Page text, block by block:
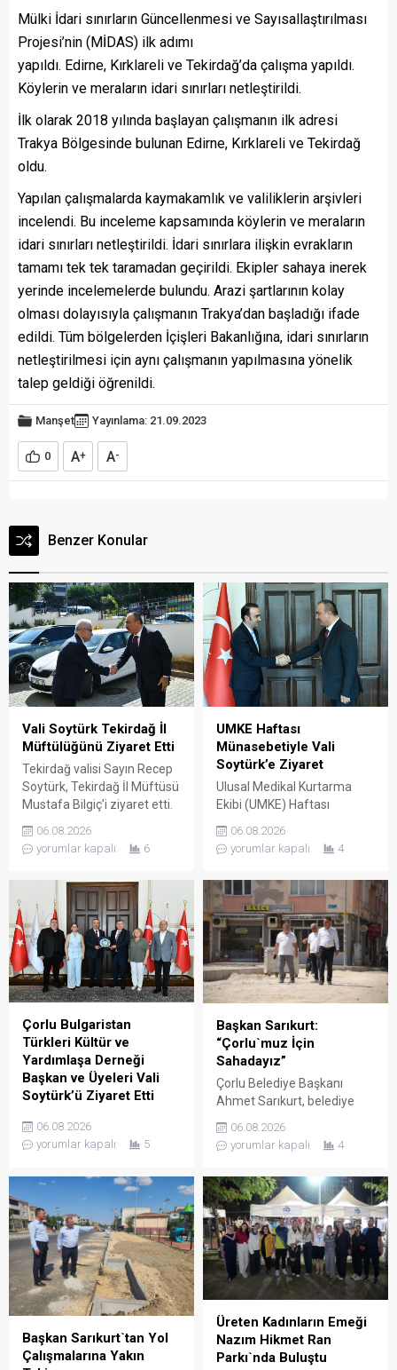
Mülki İdari sınırların Güncellenmesi ve Sayısallaştırılması
Projesi’nin (MİDAS) ilk adımı
yapıldı. Edirne, Kırklareli ve Tekirdağ’da çalışma yapıldı.
Köylerin ve meraların idari sınırları netleştirildi.
İlk olarak 2018 yılında başlayan çalışmanın ilk adresi
Trakya Bölgesinde bulunan Edirne, Kırklareli ve Tekirdağ
oldu.
Yapılan çalışmalarda kaymakamlık ve valiliklerin arşivleri
incelendi. Bu inceleme kapsamında köylerin ve meraların
idari sınırları netleştirildi. İdari sınırlara ilişkin evrakların
tamamı tek tek taramadan geçirildi. Ekipler sahaya inerek
yerinde incelemelerde bulundu. Arazi şartlarının kolay
olması dolayısıyla çalışmanın Trakya’dan başladığı ifade
edildi. Tüm bölgelerden İçişleri Bakanlığına, idari sınırların
netleştirilmesi için aynı çalışmanın yapılmasına yönelik
talep geldiği öğrenildi.
Manşet Yayınlama: 21.09.2023
0 A+ A-
Benzer Konular
Vali Soytürk Tekirdağ İl
Müftülüğünü Ziyaret Etti
Tekirdağ valisi Sayın Recep
Soytürk, Tekirdağ İl Müftüsü
Mustafa Bilgiç’i ziyaret etti.
Bilgiç ve Tekirdağ İl
Müftülüğü personeli
Soytürk ardından İl Müftüsü
Bilgiç ile bir süre görüşerek
müftülüğün çalışma ve
faaliyetleri hakkında bilgi
aldı. Günün anısına hatıra
fotoğrafı çekilmesinin
ardından ziyaret sona erdi.
06.08.2026
yorumlar kapalı
6
UMKE Haftası
Münasebetiyle Vali
Soytürk’e Ziyaret
Ulusal Medikal Kurtarma
Ekibi (UMKE) Haftası
Müdürü Uzm. Dr. Lütfi
Çağatay Onar, Sağlık
Mustafa Dönmez ve UMKE
çalışanları, Tekirdağ valisi
Sayın Recep Soytürk’ü
makamında ziyaret etti.
Ziyaret sırasında İl Sağlık
Müdürü Onar, UMKE Haftası
münasebetiyle
düzenlenecek etkinlikler
hakkında Vali Soytürk’e bilgi
verdi. Ziyaretten...
06.08.2026
yorumlar kapalı
4
Çorlu Bulgaristan
Türkleri Kültür ve
Yardımlaşa Derneği
Başkan ve Üyeleri Vali
Soytürk’ü Ziyaret Etti
Kültür ve Yardımlaşa
Derneği Başkanı Güner Çetin
Tekirdağ valisi Sayın Recep
Soytürk’ü makamında
ziyaret etti.Dernek Başkanı
Çetin ve yönetim kurulu
üyeleri ile bir süre görüşen
Vali Soytürk, derneğin
çalışmaları hakkında bilgi
aldı.
06.08.2026
yorumlar kapalı
5
Başkan Sarıkurt:
“Çorlu`muz İçin
Sahadayız”
Çorlu Belediye Başkanı
Ahmet Sarıkurt, belediye
denetlemek ve
vatandaşlarla birebir temas
gerçekleştirdiği mahalle
gezilerine aralıksız devam
ediyor. Başkan Sarıkurt,
Kemalettin Mahallesi’nde
yürütülen çalışmaları
inceleyerek esnaf ve
vatandaşların taleplerini
dinledi. Çorlu Belediye
Başkanı Ahmet Sarıkurt,
saha denetimlerine
Kemalettin Mahallesi ile
06.08.2026
yorumlar kapalı
4
Başkan Sarıkurt`tan Yol
Çalışmalarına Yakın
Üreten Kadınların Emeği
Nazım Hikmet Ran
Parkı`nda Buluştu